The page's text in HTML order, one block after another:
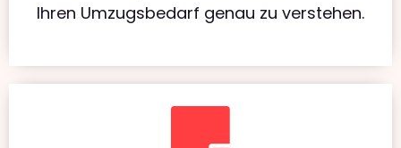
Ihren Umzugsbedarf genau zu verstehen.